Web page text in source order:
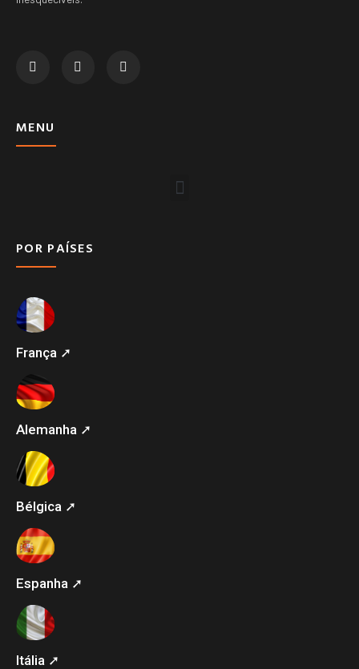
MENU
POR PAÍSES
França ➚
Alemanha ➚
Bélgica ➚
Espanha ➚
Itália ➚